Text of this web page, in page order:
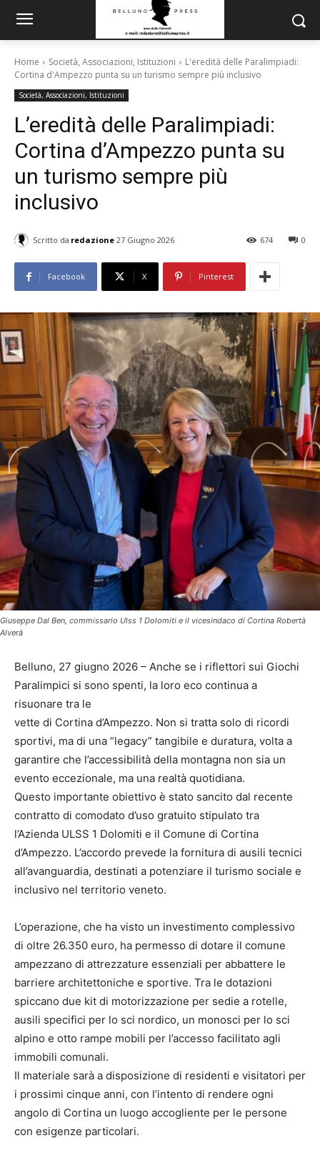
Home Società, Associazioni, Istituzioni
L'eredità delle Paralimpiadi:
Cortina d'Ampezzo punta su un turismo sempre più inclusivo
Società, Associazioni, Istituzioni
L’eredità delle Paralimpiadi:
Cortina d’Ampezzo punta su
un turismo sempre più
inclusivo
Scritto da redazione 27 Giugno 2026 0
674
Facebook X Pinterest
Giuseppe Dal Ben, commissario Ulss 1 Dolomiti e il vicesindaco di Cortina Robertà
Alverà
Belluno, 27 giugno 2026 – Anche se i riflettori sui Giochi
Paralimpici si sono spenti, la loro eco continua a
risuonare tra le
vette di Cortina d’Ampezzo. Non si tratta solo di ricordi
sportivi, ma di una “legacy” tangibile e duratura, volta a
garantire che l’accessibilità della montagna non sia un
evento eccezionale, ma una realtà quotidiana.
Questo importante obiettivo è stato sancito dal recente
contratto di comodato d’uso gratuito stipulato tra
l’Azienda ULSS 1 Dolomiti e il Comune di Cortina
d’Ampezzo. L’accordo prevede la fornitura di ausili tecnici
all’avanguardia, destinati a potenziare il turismo sociale e
inclusivo nel territorio veneto.
L’operazione, che ha visto un investimento complessivo
di oltre 26.350 euro, ha permesso di dotare il comune
ampezzano di attrezzature essenziali per abbattere le
barriere architettoniche e sportive. Tra le dotazioni
spiccano due kit di motorizzazione per sedie a rotelle,
ausili specifici per lo sci nordico, un monosci per lo sci
alpino e otto rampe mobili per l’accesso facilitato agli
immobili comunali.
Il materiale sarà a disposizione di residenti e visitatori per
i prossimi cinque anni, con l’intento di rendere ogni
angolo di Cortina un luogo accogliente per le persone
con esigenze particolari.